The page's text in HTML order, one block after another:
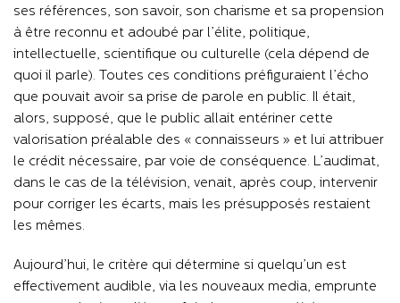
ses références, son savoir, son charisme et sa propension
à être reconnu et adoubé par l’élite, politique,
intellectuelle, scientifique ou culturelle (cela dépend de
quoi il parle). Toutes ces conditions préfiguraient l’écho
que pouvait avoir sa prise de parole en public. Il était,
alors, supposé, que le public allait entériner cette
valorisation préalable des « connaisseurs » et lui attribuer
le crédit nécessaire, par voie de conséquence. L’audimat,
dans le cas de la télévision, venait, après coup, intervenir
pour corriger les écarts, mais les présupposés restaient
les mêmes.
Aujourd’hui, le critère qui détermine si quelqu’un est
effectivement audible, via les nouveaux media, emprunte